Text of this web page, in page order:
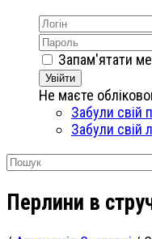
Запам'ятати
Увійти
Не маєте
Забули свій
Забули свій
Перлини в